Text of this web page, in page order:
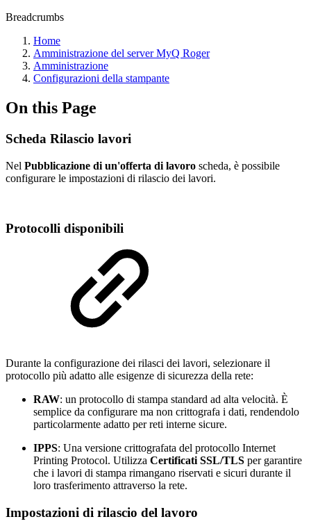
Breadcrumbs
Home
Amministrazione del server MyQ Roger
Amministrazione
Configurazioni della stampante
On this Page
Scheda Rilascio lavori
Nel Pubblicazione di un'offerta di lavoro scheda, è possibile
configurare le impostazioni di rilascio dei lavori.
Protocolli disponibili
Durante la configurazione dei rilasci dei lavori, selezionare il
protocollo più adatto alle esigenze di sicurezza della rete:
RAW: un protocollo di stampa standard ad alta velocità. È
semplice da configurare ma non crittografa i dati, rendendolo
particolarmente adatto per reti interne sicure.
IPPS: Una versione crittografata del protocollo Internet
Printing Protocol. Utilizza Certificati SSL/TLS per garantire
che i lavori di stampa rimangano riservati e sicuri durante il
loro trasferimento attraverso la rete.
Impostazioni di rilascio del lavoro